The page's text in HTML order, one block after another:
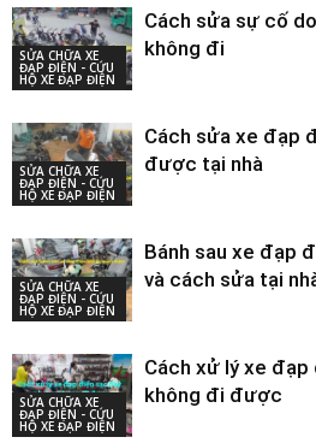
SỬA CHỮA XE
ĐẠP ĐIỆN - CỨU
HỘ XE ĐẠP ĐIỆN
Cách sửa sự cố
không đi
SỬA CHỮA XE
ĐẠP ĐIỆN - CỨU
HỘ XE ĐẠP ĐIỆN
Cách sửa xe đạp
được tại nhà
SỬA CHỮA XE
ĐẠP ĐIỆN - CỨU
HỘ XE ĐẠP ĐIỆN
Bánh sau xe đạp
và cách sửa tại
SỬA CHỮA XE
ĐẠP ĐIỆN - CỨU
HỘ XE ĐẠP ĐIỆN
Cách xử lý xe
không đi được